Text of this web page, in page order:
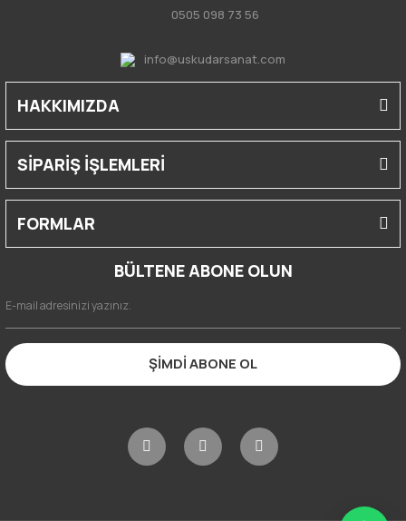
0505 098 73 56
info@uskudarsanat.com
HAKKIMIZDA
SİPARİŞ İŞLEMLERİ
FORMLAR
BÜLTENE ABONE OLUN
ŞİMDİ ABONE OL